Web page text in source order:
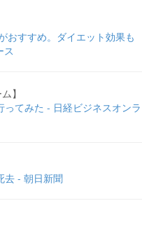
おすすめ。ダイエット効果も
ス
】
てみた - 日経ビジネスオンラ
去 - 朝日新聞